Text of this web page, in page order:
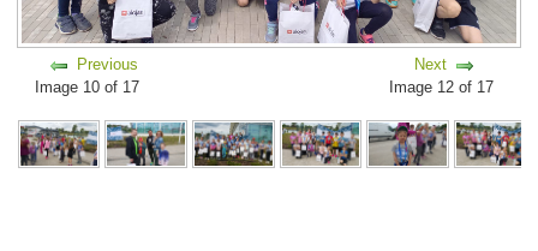
Previous
Image 10 of 17
Next
Image 12 of 17